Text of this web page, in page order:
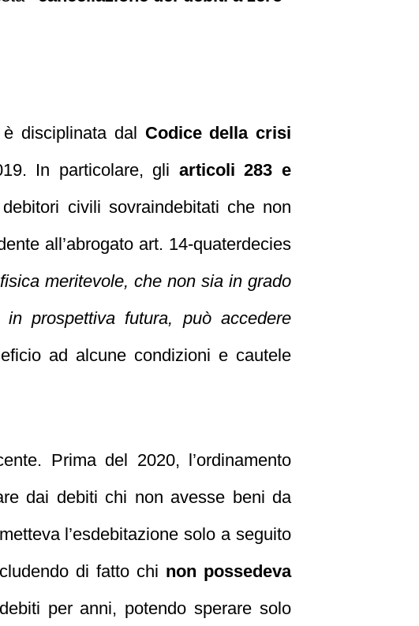
è disciplinata dal Codice della crisi
In particolare, gli articoli 283 e
civili sovraindebitati che non
all’abrogato art. 14-quaterdecies
meritevole, che non sia in grado
prospettiva futura, può accedere
ad alcune condizioni e cautele
Prima del 2020, l’ordinamento
dai debiti chi non avesse beni da
l’esdebitazione solo a seguito
di fatto chi non possedeva
per anni, potendo sperare solo